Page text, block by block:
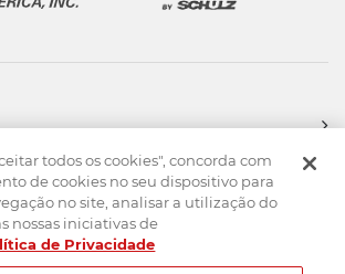
todos os cookies", concorda com
de cookies no seu dispositivo para
no site, analisar a utilização do
nossas iniciativas de
de Privacidade